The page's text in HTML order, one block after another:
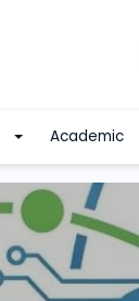
Academic